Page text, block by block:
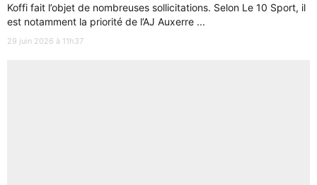
Koffi fait l’objet de nombreuses sollicitations. Selon Le 10 Sport, il
est notamment la priorité de l’AJ Auxerre ...
29 juin 2026 à 11h37